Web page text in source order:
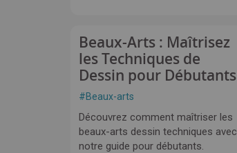
Beaux-Arts : Maîtrisez
les Techniques de
Dessin pour Débutants
#Beaux-arts
Découvrez comment maîtriser les
beaux-arts dessin techniques avec
notre guide pour débutants.